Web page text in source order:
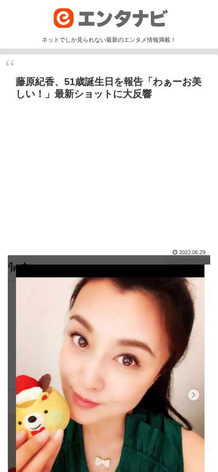
ネットでしか見られない最新のエンタメ情報満載！
藤原紀香、51歳誕生日を報告「わぁーお美
しい！」最新ショットに大反響
2022.06.29